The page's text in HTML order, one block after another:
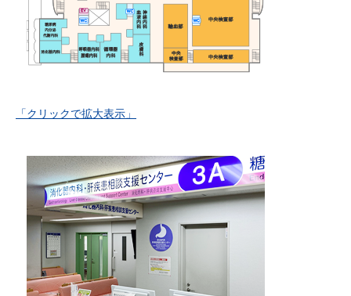
「クリックで拡大表示」